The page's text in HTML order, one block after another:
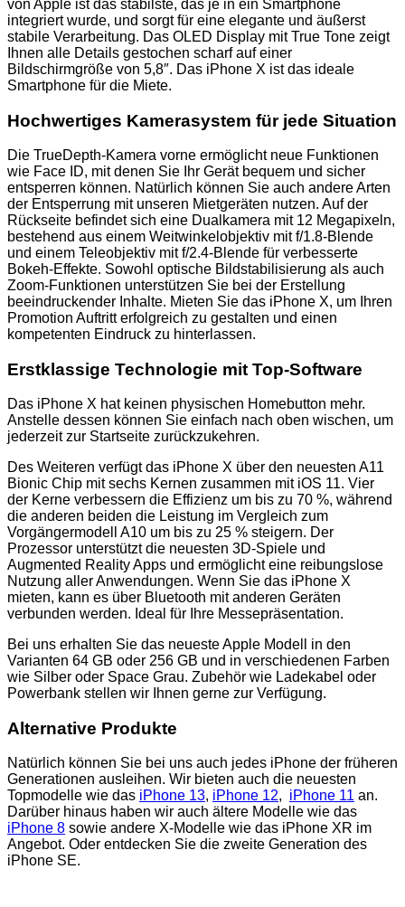
von Apple ist das stabilste, das je in ein Smartphone
integriert wurde, und sorgt für eine elegante und äußerst
stabile Verarbeitung. Das OLED Display mit True Tone zeigt
Ihnen alle Details gestochen scharf auf einer
Bildschirmgröße von 5,8″. Das iPhone X ist das ideale
Smartphone für die Miete.
Hochwertiges Kamerasystem für jede Situation
Die TrueDepth-Kamera vorne ermöglicht neue Funktionen
wie Face ID, mit denen Sie Ihr Gerät bequem und sicher
entsperren können. Natürlich können Sie auch andere Arten
der Entsperrung mit unseren Mietgeräten nutzen. Auf der
Rückseite befindet sich eine Dualkamera mit 12 Megapixeln,
bestehend aus einem Weitwinkelobjektiv mit f/1.8-Blende
und einem Teleobjektiv mit f/2.4-Blende für verbesserte
Bokeh-Effekte. Sowohl optische Bildstabilisierung als auch
Zoom-Funktionen unterstützen Sie bei der Erstellung
beeindruckender Inhalte. Mieten Sie das iPhone X, um Ihren
Promotion Auftritt erfolgreich zu gestalten und einen
kompetenten Eindruck zu hinterlassen.
Erstklassige Technologie mit Top-Software
Das iPhone X hat keinen physischen Homebutton mehr.
Anstelle dessen können Sie einfach nach oben wischen, um
jederzeit zur Startseite zurückzukehren.
Des Weiteren verfügt das iPhone X über den neuesten A11
Bionic Chip mit sechs Kernen zusammen mit iOS 11. Vier
der Kerne verbessern die Effizienz um bis zu 70 %, während
die anderen beiden die Leistung im Vergleich zum
Vorgängermodell A10 um bis zu 25 % steigern. Der
Prozessor unterstützt die neuesten 3D-Spiele und
Augmented Reality Apps und ermöglicht eine reibungslose
Nutzung aller Anwendungen. Wenn Sie das iPhone X
mieten, kann es über Bluetooth mit anderen Geräten
verbunden werden. Ideal für Ihre Messepräsentation.
Bei uns erhalten Sie das neueste Apple Modell in den
Varianten 64 GB oder 256 GB und in verschiedenen Farben
wie Silber oder Space Grau. Zubehör wie Ladekabel oder
Powerbank stellen wir Ihnen gerne zur Verfügung.
Alternative Produkte
Natürlich können Sie bei uns auch jedes iPhone der früheren
Generationen ausleihen. Wir bieten auch die neuesten
Topmodelle wie das iPhone 13, iPhone 12, iPhone 11 an.
Darüber hinaus haben wir auch ältere Modelle wie das
iPhone 8 sowie andere X-Modelle wie das iPhone XR im
Angebot. Oder entdecken Sie die zweite Generation des
iPhone SE.